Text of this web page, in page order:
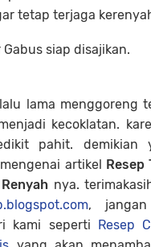
tetap terjaga
Gabus siap disajikan.
lama menggoreng
kecoklatan.
pahit. demikian
artikel Resep
nya.
, jangan
kami seperti Resep